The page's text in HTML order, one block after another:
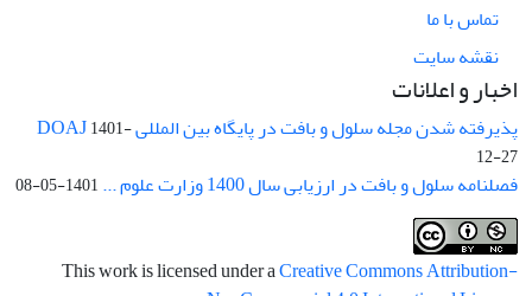
تماس با ما
نقشه سایت
اخبار و اعلانات
پذیرفته شدن مجله سلول و بافت در پایگاه بین المللی DOAJ1401-
12-27
فصلنامه سلول و بافت در ارزیابی سال 1400 وزارت علوم ... 1401-05-08
This work is licensed under aCreative Commons Attribution-